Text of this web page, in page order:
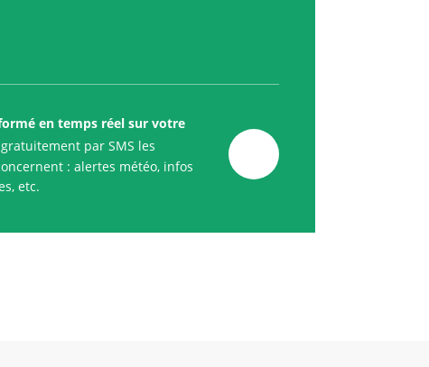
en temps réel sur votre
gratuitement par SMS les
: alertes météo, infos
etc.